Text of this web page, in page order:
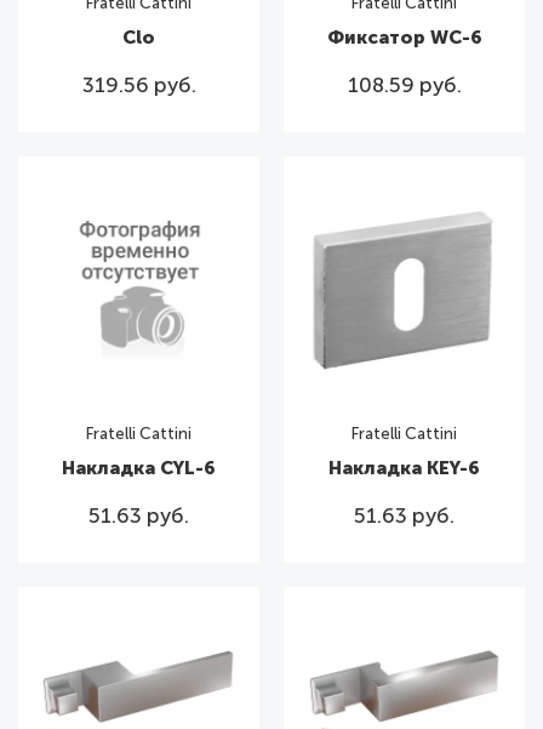
Clo
319.56 руб.
Фиксатор WC-6
108.59 руб.
Fratelli Cattini
Накладка CYL-6
51.63 руб.
Fratelli Cattini
Накладка KEY-6
51.63 руб.